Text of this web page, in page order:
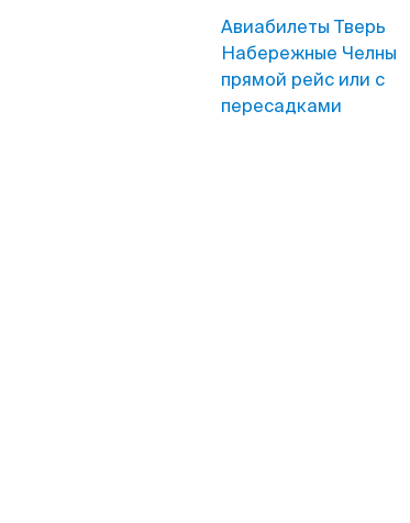
Авиабилеты Тверь
Набережные Челны
прямой рейс или с
пересадками